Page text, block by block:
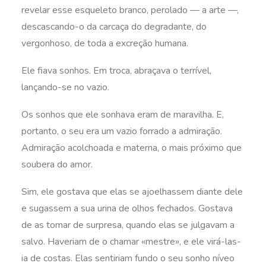
revelar esse esqueleto branco, perolado — a arte —,
descascando-o da carcaça do degradante, do
vergonhoso, de toda a excreção humana.
Ele fiava sonhos. Em troca, abraçava o terrível,
lançando-se no vazio.
Os sonhos que ele sonhava eram de maravilha. E,
portanto, o seu era um vazio forrado a admiração.
Admiração acolchoada e materna, o mais próximo que
soubera do amor.
Sim, ele gostava que elas se ajoelhassem diante dele
e sugassem a sua urina de olhos fechados. Gostava
de as tomar de surpresa, quando elas se julgavam a
salvo. Haveriam de o chamar «mestre», e ele virá-las-
ia de costas. Elas sentiriam fundo o seu sonho níveo